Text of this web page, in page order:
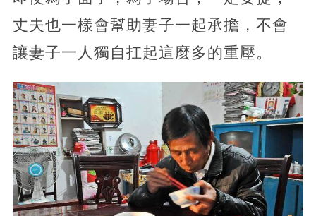
丈夫也一樣會幫助妻子一起承擔，不會
讓妻子一人獨自扛起這麼多的重壓。